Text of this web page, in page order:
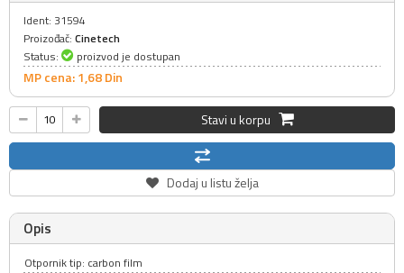
Ident: 31594
Proizođač: Cinetech
Status:
proizvod je dostupan
MP cena: 1,68Din
Stavi u korpu
Dodaj u listu želja
Opis
Otpornik tip: carbon film